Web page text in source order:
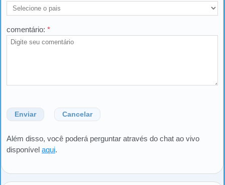
comentário: *
Enviar Cancelar
Além disso, você poderá perguntar através do chat ao vivo
disponível aqui.